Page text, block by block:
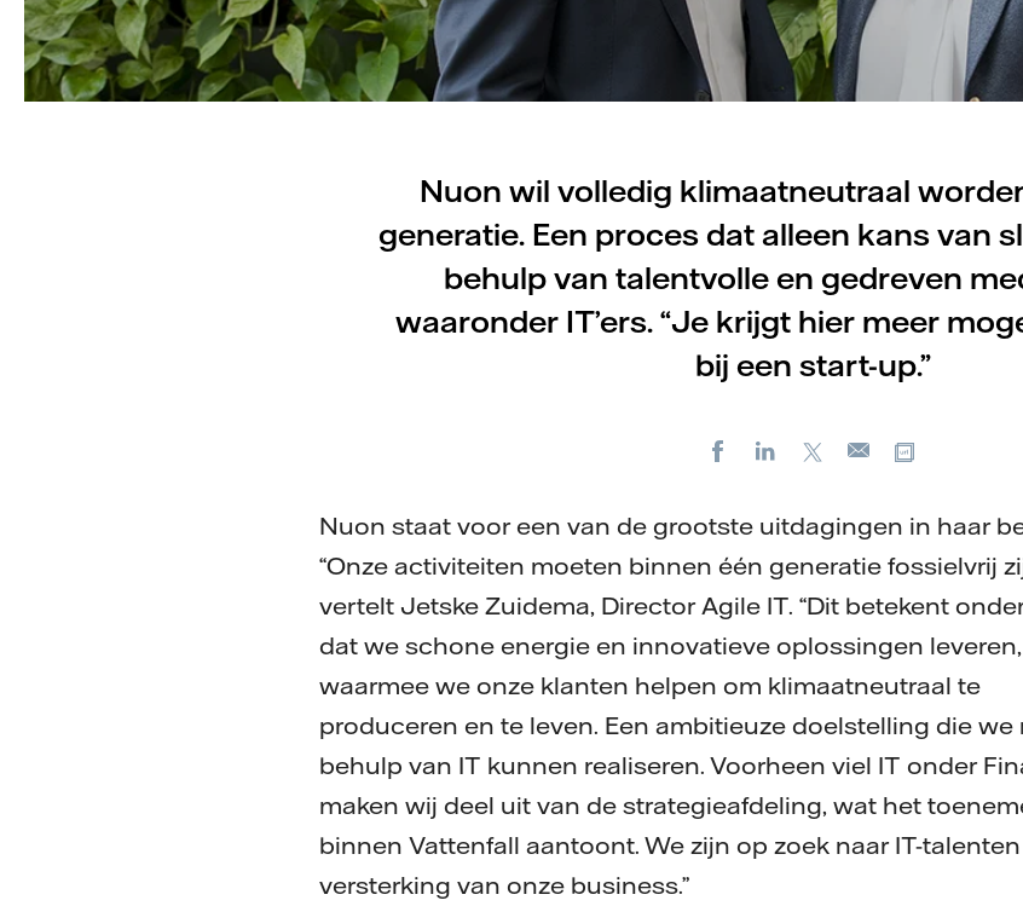
Nuon wil volledig klimaatneutraal
generatie. Een proces dat alleen kans van
behulp van talentvolle en gedreven
waaronder IT’ers. “Je krijgt hier meer
bij een start-up.”
FacebookLinkedIn
X
E-
Nuon staat voor een van de grootste uitdagingen in haar
“Onze activiteiten moeten binnen één generatie fossielvrij
vertelt Jetske Zuidema, Director Agile IT. “Dit betekent
dat we schone energie en innovatieve oplossingen leveren,
waarmee we onze klanten helpen om klimaatneutraal te
produceren en te leven. Een ambitieuze doelstelling die we
behulp van IT kunnen realiseren. Voorheen viel IT onder
maken wij deel uit van de strategieafdeling, wat het
binnen Vattenfall aantoont. We zijn op zoek naar IT-
versterking van onze business.”